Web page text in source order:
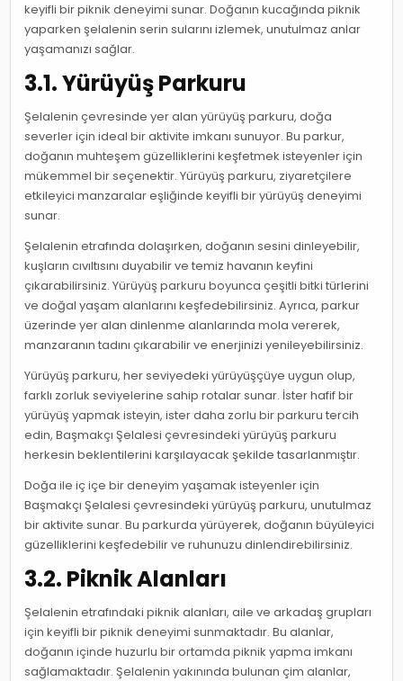
keyifli bir piknik deneyimi sunar. Doğanın kucağında piknik
yaparken şelalenin serin sularını izlemek, unutulmaz anlar
yaşamanızı sağlar.
3.1. Yürüyüş Parkuru
Şelalenin çevresinde yer alan yürüyüş parkuru, doğa
severler için ideal bir aktivite imkanı sunuyor. Bu parkur,
doğanın muhteşem güzelliklerini keşfetmek isteyenler için
mükemmel bir seçenektir. Yürüyüş parkuru, ziyaretçilere
etkileyici manzaralar eşliğinde keyifli bir yürüyüş deneyimi
sunar.
Şelalenin etrafında dolaşırken, doğanın sesini dinleyebilir,
kuşların cıvıltısını duyabilir ve temiz havanın keyfini
çıkarabilirsiniz. Yürüyüş parkuru boyunca çeşitli bitki türlerini
ve doğal yaşam alanlarını keşfedebilirsiniz. Ayrıca, parkur
üzerinde yer alan dinlenme alanlarında mola vererek,
manzaranın tadını çıkarabilir ve enerjinizi yenileyebilirsiniz.
Yürüyüş parkuru, her seviyedeki yürüyüşçüye uygun olup,
farklı zorluk seviyelerine sahip rotalar sunar. İster hafif bir
yürüyüş yapmak isteyin, ister daha zorlu bir parkuru tercih
edin, Başmakçı Şelalesi çevresindeki yürüyüş parkuru
herkesin beklentilerini karşılayacak şekilde tasarlanmıştır.
Doğa ile iç içe bir deneyim yaşamak isteyenler için
Başmakçı Şelalesi çevresindeki yürüyüş parkuru, unutulmaz
bir aktivite sunar. Bu parkurda yürüyerek, doğanın büyüleyici
güzelliklerini keşfedebilir ve ruhunuzu dinlendirebilirsiniz.
3.2. Piknik Alanları
Şelalenin etrafındaki piknik alanları, aile ve arkadaş grupları
için keyifli bir piknik deneyimi sunmaktadır. Bu alanlar,
doğanın içinde huzurlu bir ortamda piknik yapma imkanı
sağlamaktadır. Şelalenin yakınında bulunan çim alanlar,